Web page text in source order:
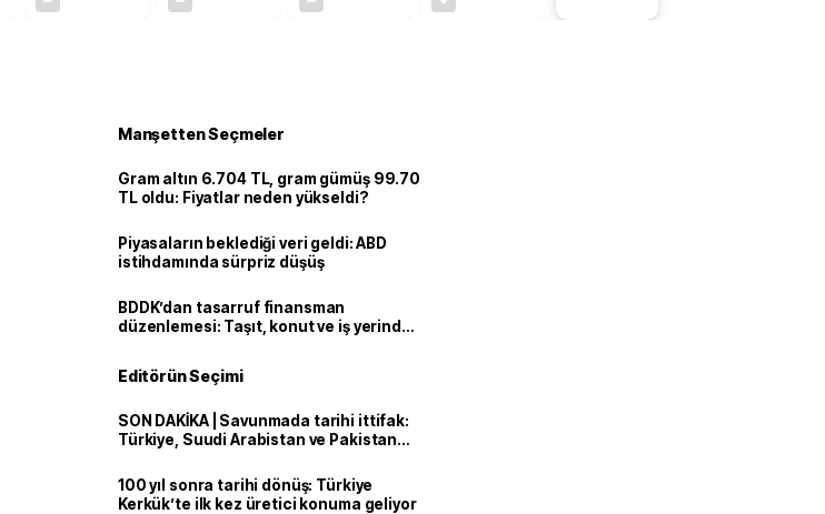
Manşetten Seçmeler
Gram altın 6.704 TL, gram gümüş 99.70
TL oldu: Fiyatlar neden yükseldi?
Piyasaların beklediği veri geldi: ABD
istihdamında sürpriz düşüş
BDDK’dan tasarruf finansman
düzenlemesi: Taşıt, konut ve iş yerinde
Editörün Seçimi
SON DAKİKA | Savunmada tarihi ittifak:
Türkiye, Suudi Arabistan ve Pakistan
100 yıl sonra tarihi dönüş: Türkiye
Kerkük’te ilk kez üretici konuma geliyor